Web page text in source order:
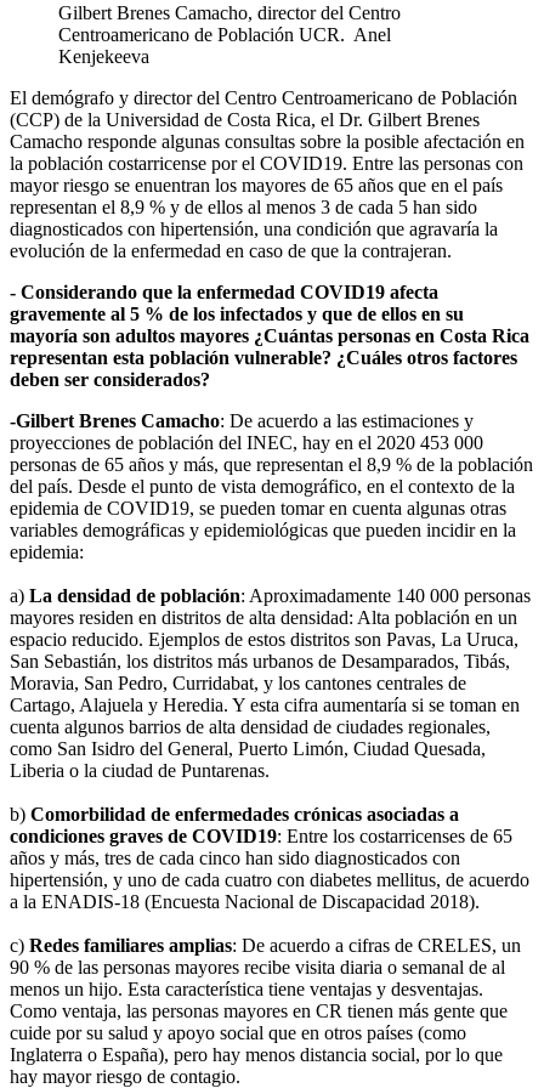
Gilbert Brenes Camacho, director del Centro
Centroamericano de Población UCR. Anel
Kenjekeeva
El demógrafo y director del Centro Centroamericano de Población
(CCP) de la Universidad de Costa Rica, el Dr. Gilbert Brenes
Camacho responde algunas consultas sobre la posible afectación en
la población costarricense por el COVID19. Entre las personas con
mayor riesgo se enuentran los mayores de 65 años que en el país
representan el 8,9 % y de ellos al menos 3 de cada 5 han sido
diagnosticados con hipertensión, una condición que agravaría la
evolución de la enfermedad en caso de que la contrajeran.
- Considerando que la enfermedad COVID19 afecta
gravemente al 5 % de los infectados y que de ellos en su
mayoría son adultos mayores ¿Cuántas personas en Costa Rica
representan esta población vulnerable? ¿Cuáles otros factores
deben ser considerados?
-Gilbert Brenes Camacho: De acuerdo a las estimaciones y
proyecciones de población del INEC, hay en el 2020 453 000
personas de 65 años y más, que representan el 8,9 % de la población
del país. Desde el punto de vista demográfico, en el contexto de la
epidemia de COVID19, se pueden tomar en cuenta algunas otras
variables demográficas y epidemiológicas que pueden incidir en la
epidemia:
a) La densidad de población: Aproximadamente 140 000 personas
mayores residen en distritos de alta densidad: Alta población en un
espacio reducido. Ejemplos de estos distritos son Pavas, La Uruca,
San Sebastián, los distritos más urbanos de Desamparados, Tibás,
Moravia, San Pedro, Curridabat, y los cantones centrales de
Cartago, Alajuela y Heredia. Y esta cifra aumentaría si se toman en
cuenta algunos barrios de alta densidad de ciudades regionales,
como San Isidro del General, Puerto Limón, Ciudad Quesada,
Liberia o la ciudad de Puntarenas.
b) Comorbilidad de enfermedades crónicas asociadas a
condiciones graves de COVID19: Entre los costarricenses de 65
años y más, tres de cada cinco han sido diagnosticados con
hipertensión, y uno de cada cuatro con diabetes mellitus, de acuerdo
a la ENADIS-18 (Encuesta Nacional de Discapacidad 2018).
c) Redes familiares amplias: De acuerdo a cifras de CRELES, un
90 % de las personas mayores recibe visita diaria o semanal de al
menos un hijo. Esta característica tiene ventajas y desventajas.
Como ventaja, las personas mayores en CR tienen más gente que
cuide por su salud y apoyo social que en otros países (como
Inglaterra o España), pero hay menos distancia social, por lo que
hay mayor riesgo de contagio.